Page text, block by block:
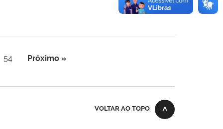
54 Próximo »
VOLTAR AO TOPO